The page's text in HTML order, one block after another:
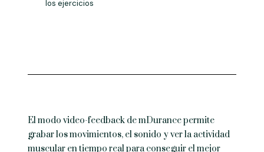
los ejercicios
El modo video-feedback de mDurance permite
grabar los movimientos, el sonido y ver la actividad
muscular en tiempo real para conseguir el mejor